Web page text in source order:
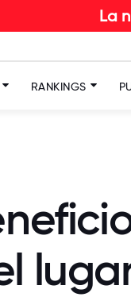
La nueva
RANKINGS